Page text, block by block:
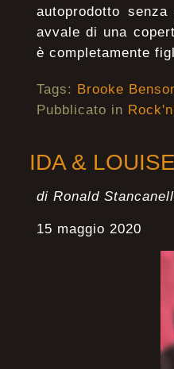
autoprodotto
avvale di una
è completamente
Tags: Brooke
Pubblicato in
IDA &
di Ronald
15 maggio 2020